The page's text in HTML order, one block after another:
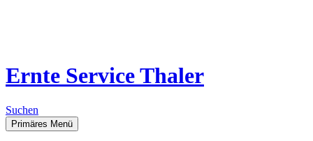
Ernte Service Thaler
Suchen
Primäres Menü